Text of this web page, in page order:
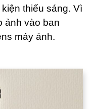
thiếu sáng. Vì
ảnh vào ban
máy ảnh.